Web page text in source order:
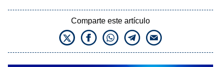
Comparte este artículo